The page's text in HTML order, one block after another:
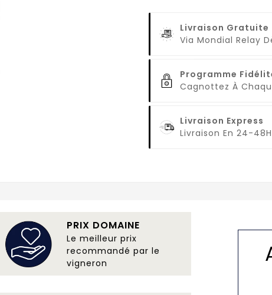
Livraison Gratuite
Via Mondial Relay
Programme
Cagnottez À
Livraison Express
Livraison En 24-
PRIX DOMAINE
Le meilleur prix
recommandé par le
vigneron